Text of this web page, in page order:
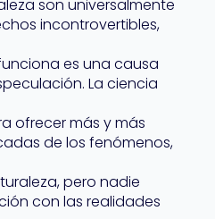
son universalmente
incontrovertibles,
es una causa
La ciencia
ofrecer más y más
de los fenómenos,
pero nadie
con las realidades